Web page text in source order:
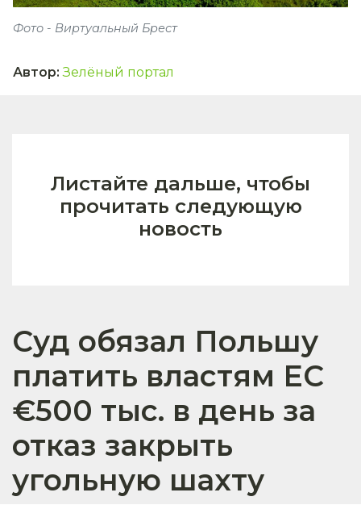
Фото - Виртуальный Брест
Автор: Зелёный портал
Листайте дальше, чтобы
прочитать следующую
новость
Суд обязал Польшу
платить властям ЕС
€500 тыс. в день за
отказ закрыть
угольную шахту